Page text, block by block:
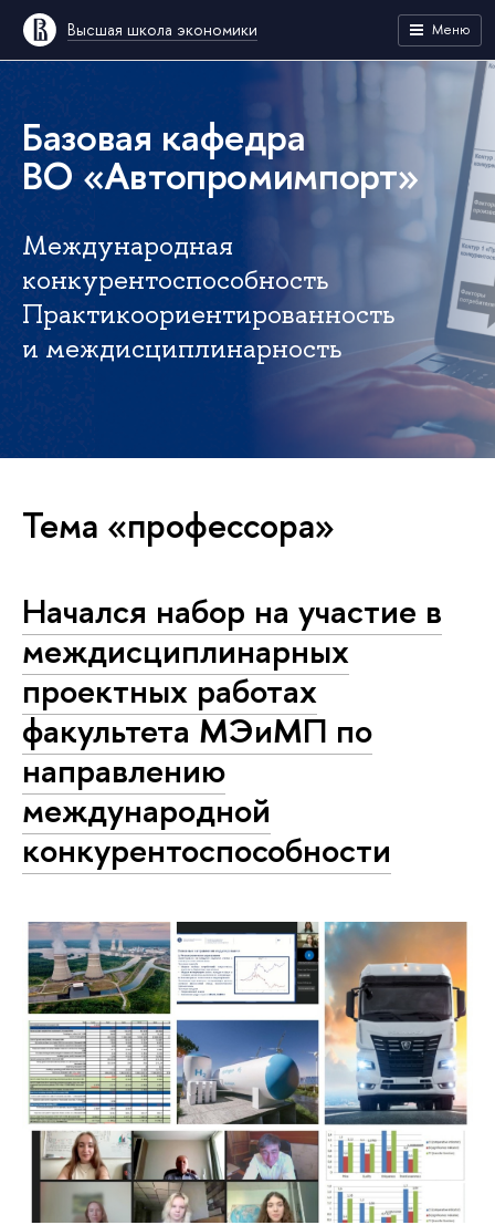
Высшая школа экономики Меню
Базовая кафедра
ВО «Автопромимпорт»
Международная
конкурентоспособность
Практикоориентированность
и междисциплинарность
Тема «профессора»
Начался набор на участие в
междисциплинарных
проектных работах
факультета МЭиМП по
направлению
международной
конкурентоспособности